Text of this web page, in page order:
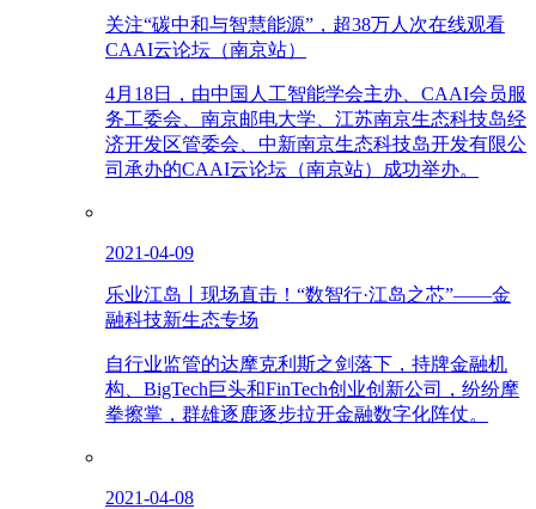
关注“碳中和与智慧能源”，超38万人次在线观看
CAAI云论坛（南京站）
4月18日，由中国人工智能学会主办、CAAI会员服
务工委会、南京邮电大学、江苏南京生态科技岛经
济开发区管委会、中新南京生态科技岛开发有限公
司承办的CAAI云论坛（南京站）成功举办。
2021-04-09
乐业江岛丨现场直击！“数智行·江岛之芯”——金
融科技新生态专场
自行业监管的达摩克利斯之剑落下，持牌金融机
构、BigTech巨头和FinTech创业创新公司，纷纷摩
拳擦掌，群雄逐鹿逐步拉开金融数字化阵仗。
2021-04-08